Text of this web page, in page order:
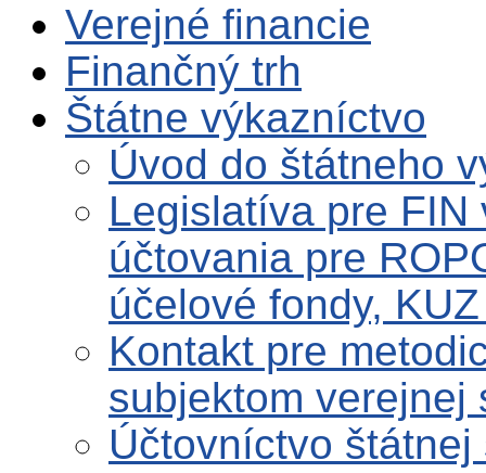
Verejné financie
Finančný trh
Štátne výkazníctvo
Úvod do štátneho
Legislatíva pre FIN
účtovania pre
účelové fondy,
Kontakt pre
subjektom verejnej
Účtovníctvo